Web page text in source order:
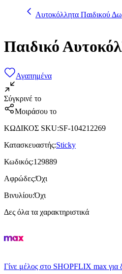
Αυτοκόλλητα Παιδικού
Παιδικό
Αγαπημένα
Σύγκρινέ το
Μοιράσου το
ΚΩΔΙΚΟΣ SKU:SF-104212269
Κατασκευαστής:Sticky
Κωδικός:129889
Αφρώδες:Όχι
Βινυλίου:Όχι
Δες όλα τα χαρακτηριστικά
Γίνε μέλος στο SHOPFLIX max για